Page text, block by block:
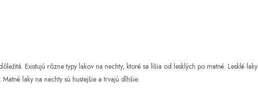
Existujú rôzne typy lakov na nechty, ktoré sa líšia od lesklých po matné. Lesklé laky
laky na nechty sú hustejšie a trvajú dlhšie.